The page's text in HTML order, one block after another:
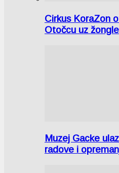
Cirkus KoraZon
Otočcu uz
Muzej Gacke
radove i